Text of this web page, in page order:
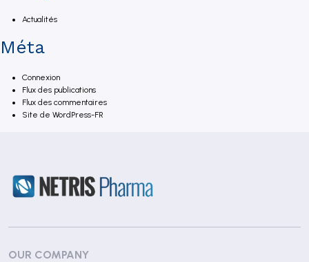
Actualités
Méta
Connexion
Flux des publications
Flux des commentaires
Site de WordPress-FR
OUR COMPANY